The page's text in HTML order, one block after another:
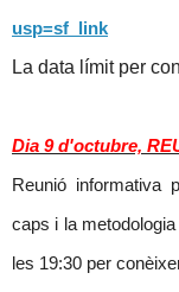
usp=sf_link
La data límit per
Dia 9 d'octubre,
Reunió informativa
caps i la
les 19:30 per